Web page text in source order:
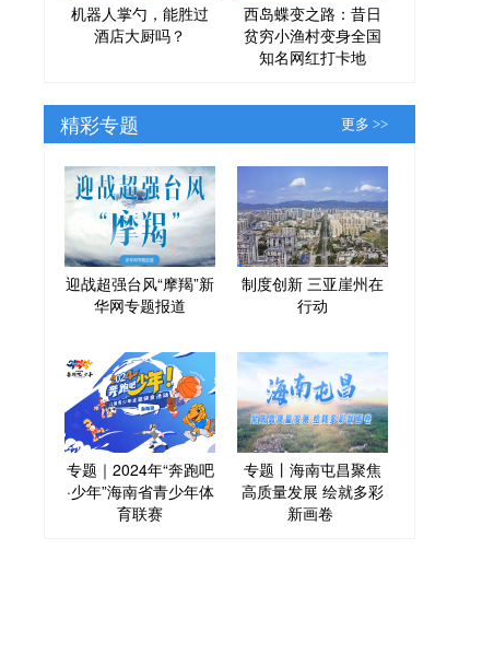
机器人掌勺，能胜过
酒店大厨吗？
西岛蝶变之路：昔日
贫穷小渔村变身全国
知名网红打卡地
精彩专题 更多 >>
迎战超强台风“摩羯”新
华网专题报道
制度创新 三亚崖州在
行动
专题｜2024年“奔跑吧
·少年”海南省青少年体
育联赛
专题丨海南屯昌聚焦
高质量发展 绘就多彩
新画卷